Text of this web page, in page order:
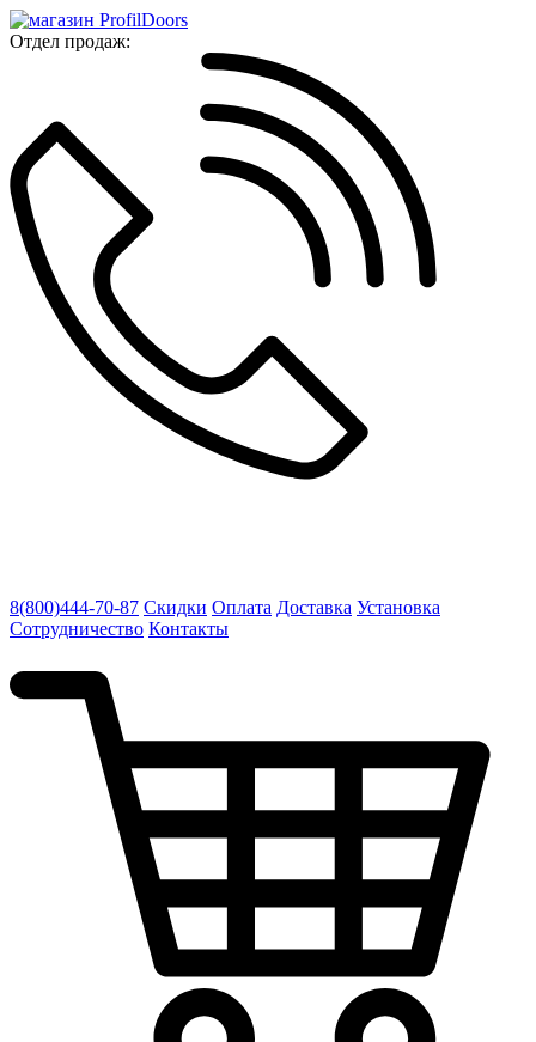
Отдел продаж:
8(800)444-70-87 Скидки Оплата Доставка Установка
Сотрудничество Контакты